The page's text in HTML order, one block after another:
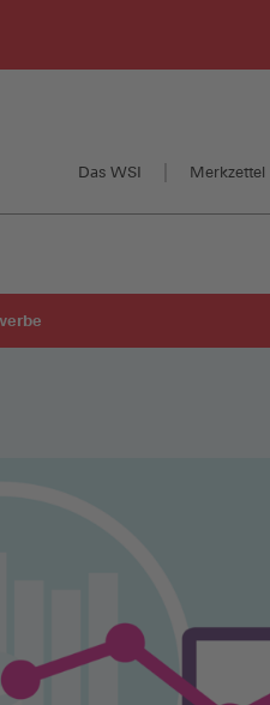
Das WSI Merkzettel